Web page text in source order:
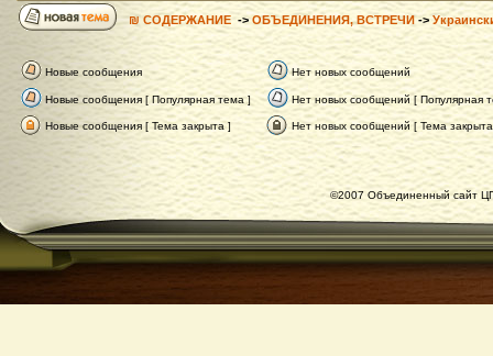
₪ СОДЕРЖАНИЕ -> ОБЪЕДИНЕНИЯ, ВСТРЕЧИ->
Новые сообщения Нет новых сообщений
Новые сообщения [ Популярная тема ] Нет новых сообщений [ Популярная
Новые сообщения [ Тема закрыта ] Нет новых сообщений [ Тема
©2007 Объединенный сайт